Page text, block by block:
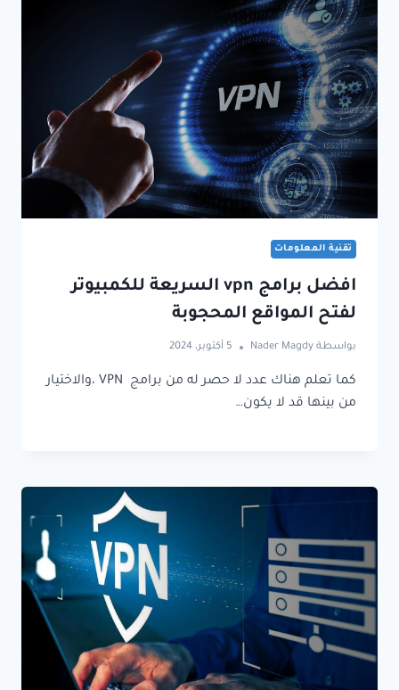
تقنية المعلومات
افضل برامج vpn السريعة للكمبيوتر
لفتح المواقع المحجوبة
بواسطة Nader Magdy 5 أكتوبر، 2024
كما تعلم هناك عدد لا حصر له من برامج VPN ،والاختيار
من بينها قد لا يكون…